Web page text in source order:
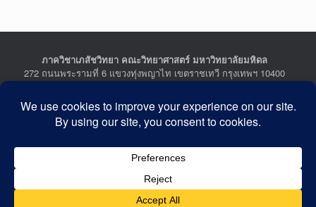
ภาควิชาเภสัชวิทยา คณะวิทยาศาสตร์ มหาวิทยาลัยมหิดล
272 ถนนพระรามที่ 6 แขวงทุ่งพญาไท เขตราชเทวี กรุงเทพฯ 10400
Department of Pharmacology, Faculty of Science, Mahidol
University
272 Rama VI Road, Ratchathewi District, Bangkok 10400
Tel : +662-201-5641-2, Fax : +662-354-7157
Last Updated: July 21, 2026